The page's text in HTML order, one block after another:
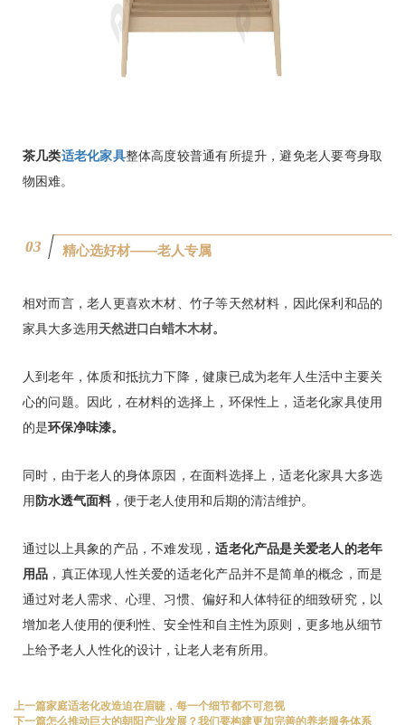
茶几类适老化家具整体高度较普通有所提升，避免老人要弯身取
物困难。
03 精心选好材——老人专属
相对而言，老人更喜欢木材、竹子等天然材料，因此保利和品的
家具大多选用天然进口白蜡木木材。
人到老年，体质和抵抗力下降，健康已成为老年人生活中主要关
心的问题。因此，在材料的选择上，环保性上，适老化家具使用
的是环保净味漆。
同时，由于老人的身体原因，在面料选择上，适老化家具大多选
用 防水透气面料 ，便于老人使用和后期的清洁维护。
通过以上具象的产品，不难发现，适老化产品是关爱老人的老年
用品 ，真正体现人性关爱的适老化产品并不是简单的概念，而是
通过对老人需求、心理、习惯、偏好和人体特征的细致研究，以
增加老人使用的便利性、安全性和自主性为原则，更多地从细节
上给予老人人性化的设计，让老人老有所用。
上一篇家庭适老化改造迫在眉睫，每一个细节都不可忽视
下一篇怎么推动巨大的朝阳产业发展？我们要构建更加完善的养老服务体系